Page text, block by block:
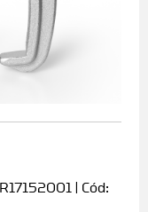
| Cód: